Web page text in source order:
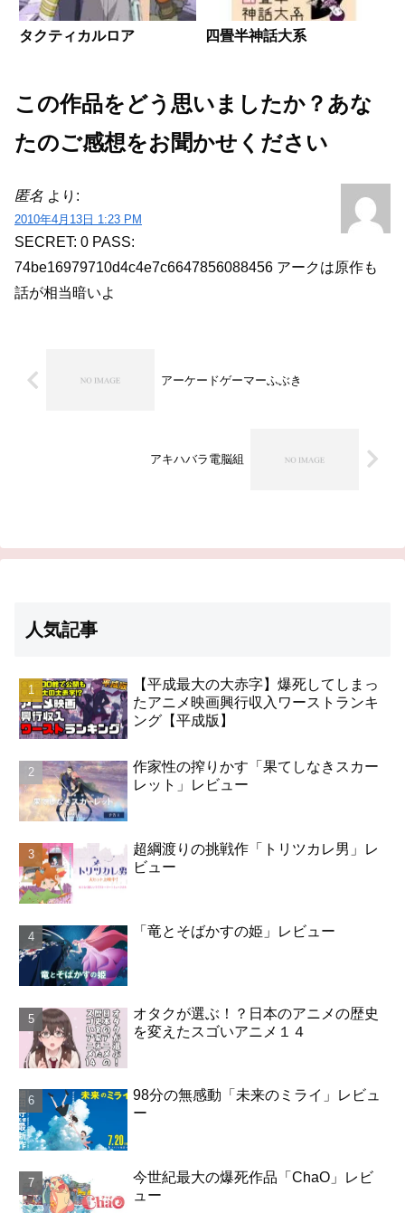
タクティカルロア 四畳半神話大系
この作品をどう思いましたか？あな
たのご感想をお聞かせください
匿名 より:
2010年4月13日 1:23 PM
SECRET: 0 PASS:
74be16979710d4c4e7c6647856088456 アークは原作も
話が相当暗いよ
アーケードゲーマーふぶき
アキハバラ電脳組
人気記事
【平成最大の大赤字】爆死してしまっ
たアニメ映画興行収入ワーストランキ
ング【平成版】
作家性の搾りかす「果てしなきスカー
レット」レビュー
超綱渡りの挑戦作「トリツカレ男」レ
ビュー
「竜とそばかすの姫」レビュー
オタクが選ぶ！？日本のアニメの歴史
を変えたスゴいアニメ１４
98分の無感動「未来のミライ」レビュ
ー
今世紀最大の爆死作品「ChaO」レビ
ュー